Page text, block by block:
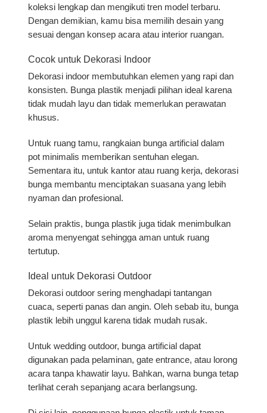
koleksi lengkap dan mengikuti tren model terbaru.
Dengan demikian, kamu bisa memilih desain yang
sesuai dengan konsep acara atau interior ruangan.
Cocok untuk Dekorasi Indoor
Dekorasi indoor membutuhkan elemen yang rapi dan
konsisten. Bunga plastik menjadi pilihan ideal karena
tidak mudah layu dan tidak memerlukan perawatan
khusus.
Untuk ruang tamu, rangkaian bunga artificial dalam
pot minimalis memberikan sentuhan elegan.
Sementara itu, untuk kantor atau ruang kerja, dekorasi
bunga membantu menciptakan suasana yang lebih
nyaman dan profesional.
Selain praktis, bunga plastik juga tidak menimbulkan
aroma menyengat sehingga aman untuk ruang
tertutup.
Ideal untuk Dekorasi Outdoor
Dekorasi outdoor sering menghadapi tantangan
cuaca, seperti panas dan angin. Oleh sebab itu, bunga
plastik lebih unggul karena tidak mudah rusak.
Untuk wedding outdoor, bunga artificial dapat
digunakan pada pelaminan, gate entrance, atau lorong
acara tanpa khawatir layu. Bahkan, warna bunga tetap
terlihat cerah sepanjang acara berlangsung.